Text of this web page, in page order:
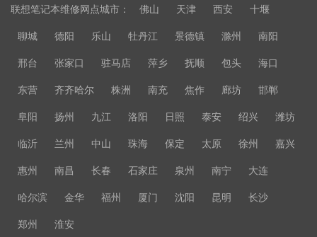
联想笔记本维修网点城市： 佛山 天津 西安 十堰
聊城 德阳 乐山 牡丹江 景德镇 滁州 南阳
邢台 张家口 驻马店 萍乡 抚顺 包头 海口
东营 齐齐哈尔 株洲 南充 焦作 廊坊 邯郸
阜阳 扬州 九江 洛阳 日照 泰安 绍兴 潍坊
临沂 兰州 中山 珠海 保定 太原 徐州 嘉兴
惠州 南昌 长春 石家庄 泉州 南宁 大连
哈尔滨 金华 福州 厦门 沈阳 昆明 长沙
郑州 淮安